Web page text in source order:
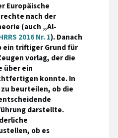
Europäische
nach der
(auch „Al-
2016 Nr. 1). Danach
ein triftiger Grund für
vorlag, der die
über ein
konnte. In
beurteilen, ob die
darstellte.
ob es